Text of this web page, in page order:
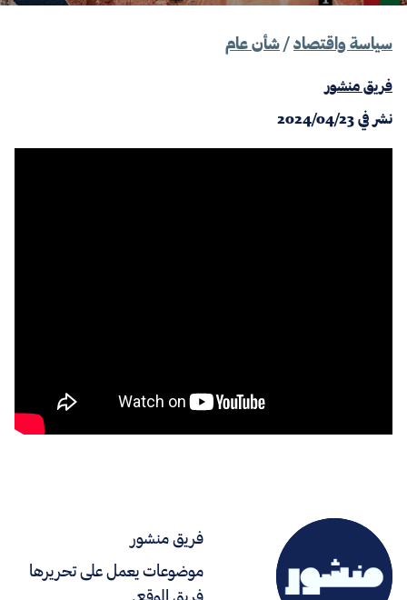
فريق منشور
موضوعات يعمل على تحريرها
سياسة واقتصاد/ شأن عام
فريق منشور
نشر في2024/04/23